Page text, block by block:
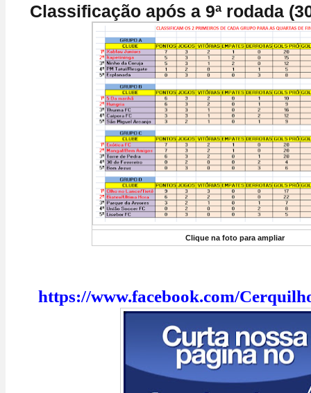
Classificação após a 9ª rodada
Clique na foto para ampliar
https://www.facebook.com/